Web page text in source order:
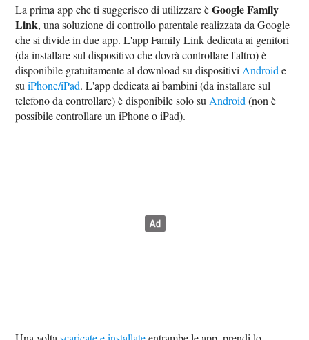
La prima app che ti suggerisco di utilizzare èGoogle Family
Link, una soluzione di controllo parentale realizzata da Google
che si divide in due app. L'app Family Link dedicata ai genitori
(da installare sul dispositivo che dovrà controllare l'altro) è
disponibile gratuitamente al download su dispositivi Android e
suiPhone/iPad. L'app dedicata ai bambini (da installare sul
telefono da controllare) è disponibile solo su Android (non è
possibile controllare un iPhone o iPad).